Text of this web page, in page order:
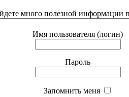
много полезной информации
Имя пользователя (логин)
Пароль
Запомнить меня